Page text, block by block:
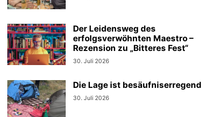
Der Leidensweg des
erfolgsverwöhnten Maestro –
Rezension zu „Bitteres Fest“
30. Juli 2026
Die Lage ist besäufniserregend
30. Juli 2026